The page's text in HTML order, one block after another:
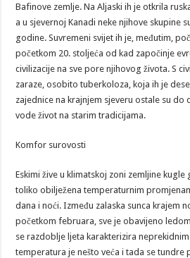
Bafinove zemlje. Na Aljaski ih je otkrila
a u sjevernoj Kanadi neke njihove skupine
godine. Suvremeni svijet ih je, međutim,
početkom 20. stoljeća od kad započinje
civilizacije na sve pore njihovog života. S
zaraze, osobito tuberkoloza, koja ih je
zajednice na krajnjem sjeveru ostale su do
vode život na starim tradicijama.
Komfor surovosti
Eskimi žive u klimatskoj zoni zemljine
toliko obilježena temperaturnim
dana i noći. Između zalaska sunca krajem
početkom februara, sve je obavijeno
se razdoblje ljeta karakterizira
temperatura je nešto veća i tada se tundre